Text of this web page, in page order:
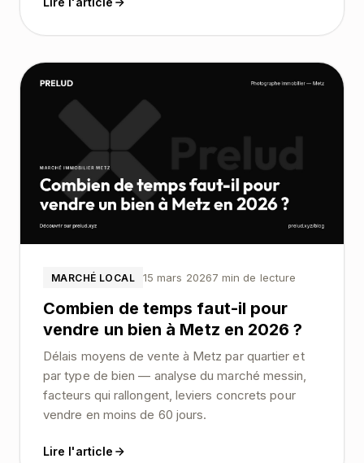
MARCHÉ LOCAL 15 mars 20267 min de lecture
Combien de temps faut-il pour
vendre un bien à Metz en 2026 ?
Délais moyens de vente à Metz par quartier et
par type de bien — analyse du marché messin,
facteurs qui rallongent, leviers concrets pour
vendre en moins de 60 jours.
Lire l'article